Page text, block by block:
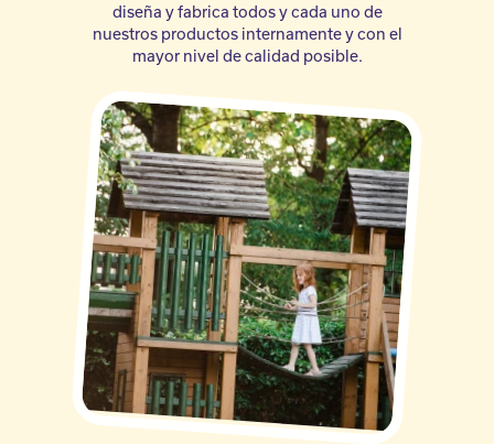
diseña y fabrica todos y cada uno de
nuestros productos internamente y con el
mayor nivel de calidad posible.